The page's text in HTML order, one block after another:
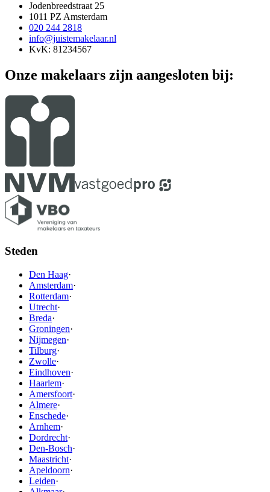
Jodenbreedstraat 25
1011 PZ Amsterdam
020 244 2818
info@juistemakelaar.nl
KvK: 81234567
Onze makelaars zijn aangesloten bij:
Steden
Den Haag·
Amsterdam·
Rotterdam·
Utrecht·
Breda·
Groningen·
Nijmegen·
Tilburg·
Zwolle·
Eindhoven·
Haarlem·
Amersfoort·
Almere·
Enschede·
Arnhem·
Dordrecht·
Den-Bosch·
Maastricht·
Apeldoorn·
Leiden·